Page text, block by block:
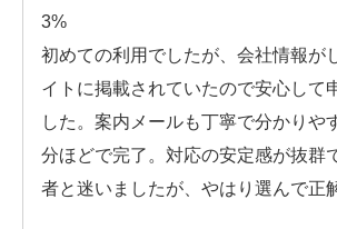
3%
初めての利用でしたが、会社情報が
イトに掲載されていたので安心して
した。案内メールも丁寧で分かりや
分ほどで完了。対応の安定感が抜群
者と迷いましたが、やはり選んで正